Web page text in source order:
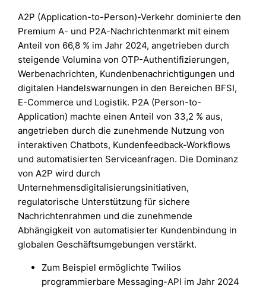
A2P (Application-to-Person)-Verkehr dominierte den
Premium A- und P2A-Nachrichtenmarkt mit einem
Anteil von 66,8 % im Jahr 2024, angetrieben durch
steigende Volumina von OTP-Authentifizierungen,
Werbenachrichten, Kundenbenachrichtigungen und
digitalen Handelswarnungen in den Bereichen BFSI,
E-Commerce und Logistik. P2A (Person-to-
Application) machte einen Anteil von 33,2 % aus,
angetrieben durch die zunehmende Nutzung von
interaktiven Chatbots, Kundenfeedback-Workflows
und automatisierten Serviceanfragen. Die Dominanz
von A2P wird durch
Unternehmensdigitalisierungsinitiativen,
regulatorische Unterstützung für sichere
Nachrichtenrahmen und die zunehmende
Abhängigkeit von automatisierter Kundenbindung in
globalen Geschäftsumgebungen verstärkt.
Zum Beispiel ermöglichte Twilios
programmierbare Messaging-API im Jahr 2024